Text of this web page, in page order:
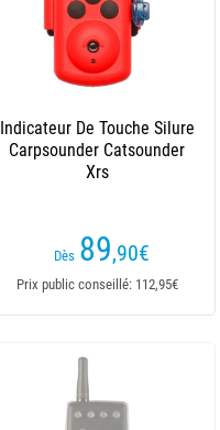
Indicateur De Touche Silure
Carpsounder Catsounder
Xrs
Dès 89,90€
Prix public conseillé: 112,95€